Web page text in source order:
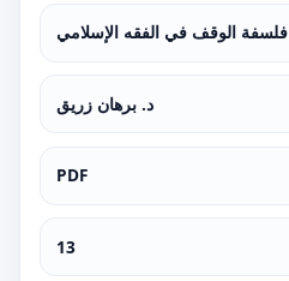
فلسفة الوقف في الفقه الإسلامي
د. برهان زريق
PDF
13